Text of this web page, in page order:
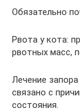
Обязательно
Рвота у кота:
рвотных масс,
Лечение
связано с
состояния.